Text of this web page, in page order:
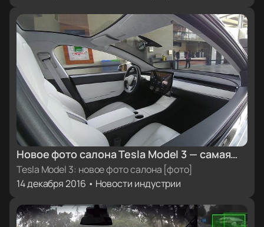
Новое фото салона Tesla Model 3 — самая
качественная фотография интерьера на
сегодняшний день [фото]
Tesla Model 3: новое фото салона [фото]
14 декабря 2016 • Новости индустрии